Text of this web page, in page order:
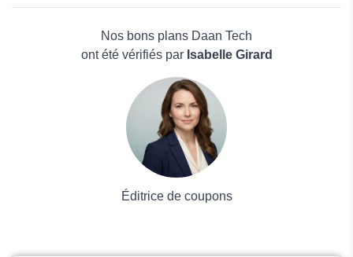
4Gadgets
Electronicx INT
Maison & JardinNos bons plans Daan Tech
ont été vérifiés par Isabelle Girard
Éditrice de coupons